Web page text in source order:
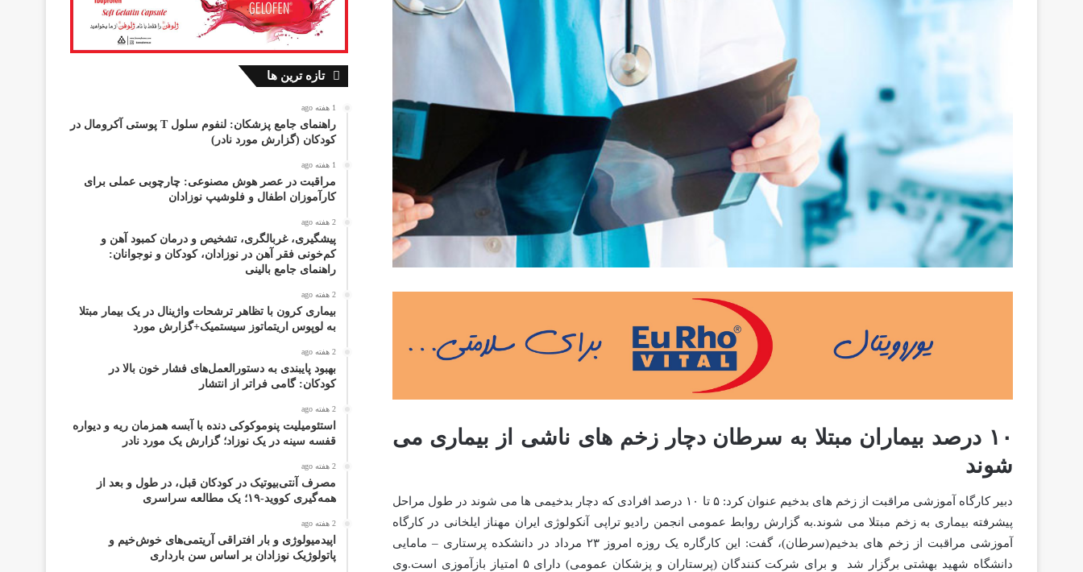
۱۰ درصد بیماران مبتلا به سرطان دچار زخم های ناشی از بیماری می
شوند
دبیر کارگاه آموزشی مراقبت از زخم های بدخیم عنوان کرد: ۵ تا ۱۰ درصد افرادی که دچار بدخیمی ها می شوند در طول مراحل
پیشرفته بیماری به زخم مبتلا می شوند.به گزارش روابط عمومی انجمن رادیو تراپی آنکولوژی ایران مهناز ایلخانی در کارگاه
آموزشی مراقبت از زخم های بدخیم(سرطان)، گفت: این کارگاره یک روزه امروز ۲۳ مرداد در دانشکده پرستاری – مامایی
دانشگاه شهید بهشتی برگزار شد و برای شرکت کنندگان (پرستاران و پزشکان عمومی) دارای ۵ امتیاز بازآموزی است.وی
تازه ترین ها
1 هفته ago
راهنمای جامع پزشکان: لنفوم سلول T پوستی آکرومال در
کودکان (گزارش مورد نادر)
1 هفته ago
مراقبت در عصر هوش مصنوعی: چارچوبی عملی برای
کارآموزان اطفال و فلوشیپ نوزادان
2 هفته ago
پیشگیری، غربالگری، تشخیص و درمان کمبود آهن و
کم‌خونی فقر آهن در نوزادان، کودکان و نوجوانان:
راهنمای جامع بالینی
2 هفته ago
بیماری کرون با تظاهر ترشحات واژینال در یک بیمار مبتلا
به لوپوس اریتماتوز سیستمیک+گزارش مورد
2 هفته ago
بهبود پایبندی به دستورالعمل‌های فشار خون بالا در
کودکان: گامی فراتر از انتشار
2 هفته ago
استئومیلیت پنوموکوکی دنده با آبسه همزمان ریه و دیواره
قفسه سینه در یک نوزاد؛ گزارش یک مورد نادر
2 هفته ago
مصرف آنتی‌بیوتیک در کودکان قبل، در طول و بعد از
همه‌گیری کووید-۱۹؛ یک مطالعه سراسری
2 هفته ago
اپیدمیولوژی و بار افتراقی آریتمی‌های خوش‌خیم و
پاتولوژیک نوزادان بر اساس سن بارداری